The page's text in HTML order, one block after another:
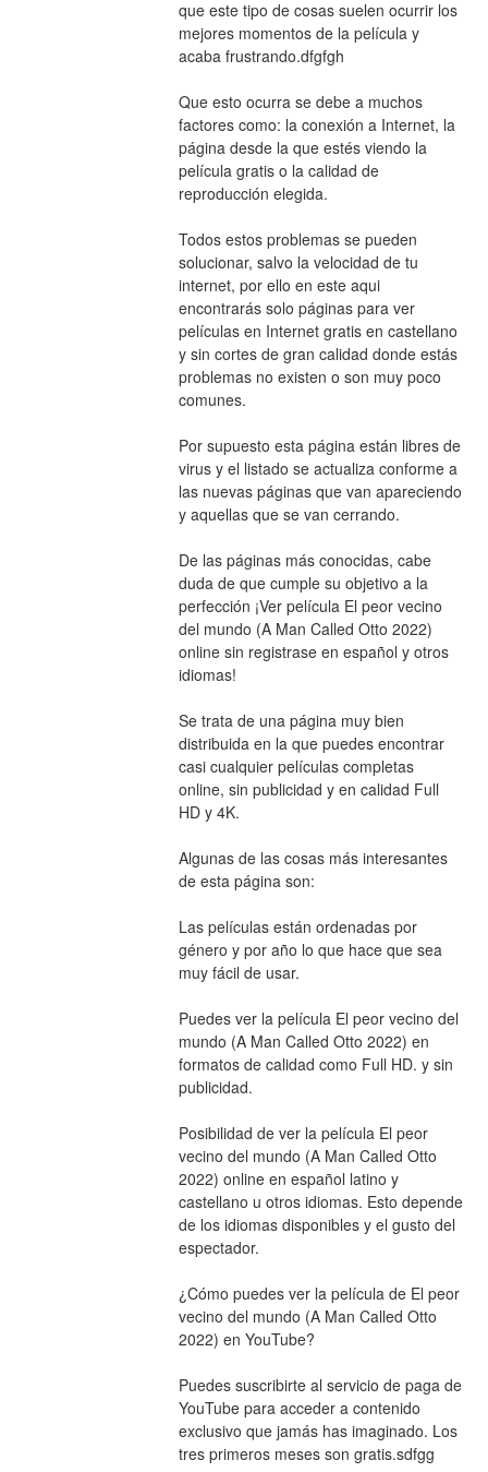
que este tipo de cosas suelen ocurrir los
mejores momentos de la película y
acaba frustrando.dfgfgh
Que esto ocurra se debe a muchos
factores como: la conexión a Internet, la
página desde la que estés viendo la
película gratis o la calidad de
reproducción elegida.
Todos estos problemas se pueden
solucionar, salvo la velocidad de tu
internet, por ello en este aqui
encontrarás solo páginas para ver
películas en Internet gratis en castellano
y sin cortes de gran calidad donde estás
problemas no existen o son muy poco
comunes.
Por supuesto esta página están libres de
virus y el listado se actualiza conforme a
las nuevas páginas que van apareciendo
y aquellas que se van cerrando.
De las páginas más conocidas, cabe
duda de que cumple su objetivo a la
perfección ¡Ver película El peor vecino
del mundo (A Man Called Otto 2022)
online sin registrase en español y otros
idiomas!
Se trata de una página muy bien
distribuida en la que puedes encontrar
casi cualquier películas completas
online, sin publicidad y en calidad Full
HD y 4K.
Algunas de las cosas más interesantes
de esta página son:
Las películas están ordenadas por
género y por año lo que hace que sea
muy fácil de usar.
Puedes ver la película El peor vecino del
mundo (A Man Called Otto 2022) en
formatos de calidad como Full HD. y sin
publicidad.
Posibilidad de ver la película El peor
vecino del mundo (A Man Called Otto
2022) online en español latino y
castellano u otros idiomas. Esto depende
de los idiomas disponibles y el gusto del
espectador.
¿Cómo puedes ver la película de El peor
vecino del mundo (A Man Called Otto
2022) en YouTube?
Puedes suscribirte al servicio de paga de
YouTube para acceder a contenido
exclusivo que jamás has imaginado. Los
tres primeros meses son gratis.sdfgg